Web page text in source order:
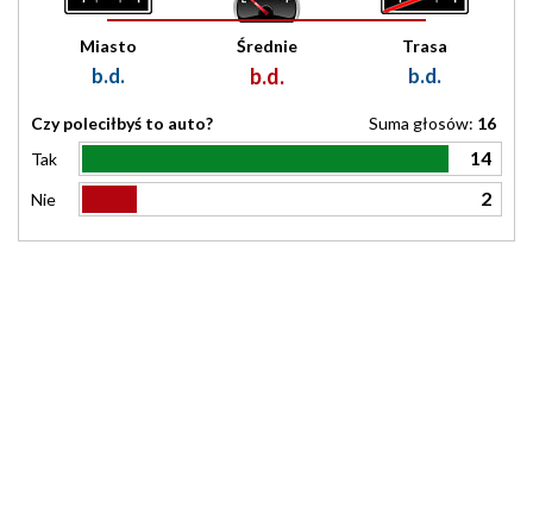
Miasto
b.d.
Średnie
b.d.
Trasa
b.d.
Czy poleciłbyś to auto? Suma głosów: 16
Tak
14
Nie 2